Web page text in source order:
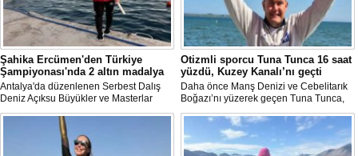
Şahika Ercümen'den Türkiye
Şampiyonası'nda 2 altın madalya
Antalya'da düzenlenen Serbest Dalış
Deniz Açıksu Büyükler ve Masterlar
Bireysel Türkiye Şampiyonası'nda milli
sporcu ve serbest dalış dünya
rekortmeni Şahika Ercümen, 2 altın
madalya kazandı.
Otizmli sporcu Tuna Tunca 16 saat
yüzdü, Kuzey Kanalı’nı geçti
Daha önce Manş Denizi ve Cebelitarık
Boğazı’nı yüzerek geçen Tuna Tunca,
bu müthiş başarılarına bir yenisini daha
ekledi. Tuna Tunca bu kez 16 saat
yüzerek Kuzey Kanalı’nı geçti.